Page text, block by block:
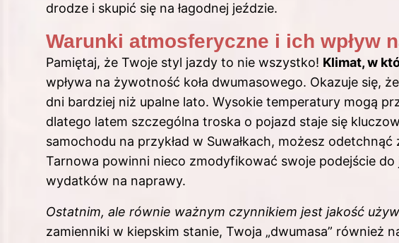
drodze i skupić się na łagodnej jeździe.
Warunki atmosferyczne i ich wpływ
Pamiętaj, że Twoje styl jazdy to nie wszystko! Klimat, w
wpływa na żywotność koła dwumasowego. Okazuje się,
dni bardziej niż upalne lato. Wysokie temperatury mogą
dlatego latem szczególna troska o pojazd staje się
samochodu na przykład w Suwałkach, możesz
Tarnowa powinni nieco zmodyfikować swoje podejście
wydatków na naprawy.
Ostatnim, ale równie ważnym czynnikiem jest jakość
zamienniki w kiepskim stanie, Twoja „dwumasa” również